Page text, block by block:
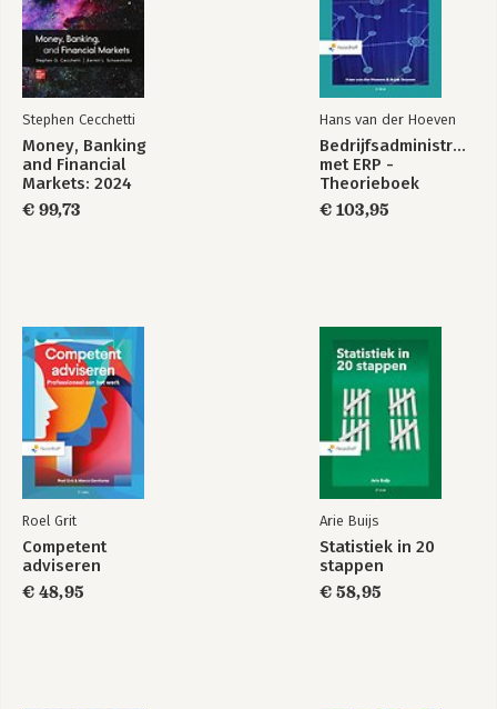
Analyse van de
bedrijfsomgeving
Internationale
economische
ontwikkelingen en
bedrijfsomgeving
Bekijk alle boeken
Betrekkingen en
bedrijfsomgeving
ontwikkelingen en
bedrijfsomgeving
Economics and
Business
environment
Development Goals
en Intergrale
Bedrijfsvoering
Bekijk alle boeken
Stephen Cecchetti
Money, Banking
and Financial
Markets: 2024
Release ISE
€ 99,73
Hans van der Hoeven
Bedrijfsadministratie
met ERP -
Theorieboek
€ 103,95
Roel Grit
Competent
adviseren
€ 48,95
Arie Buijs
Statistiek in 20
stappen
€ 58,95